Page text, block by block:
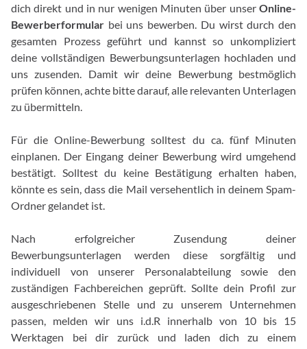
dich direkt und in nur wenigen Minuten über unser Online-
Bewerberformular bei uns bewerben. Du wirst durch den
gesamten Prozess geführt und kannst so unkompliziert
deine vollständigen Bewerbungsunterlagen hochladen und
uns zusenden. Damit wir deine Bewerbung bestmöglich
prüfen können, achte bitte darauf, alle relevanten Unterlagen
zu übermitteln.
Für die Online-Bewerbung solltest du ca. fünf Minuten
einplanen. Der Eingang deiner Bewerbung wird umgehend
bestätigt. Solltest du keine Bestätigung erhalten haben,
könnte es sein, dass die Mail versehentlich in deinem Spam-
Ordner gelandet ist.
Nach erfolgreicher Zusendung deiner
Bewerbungsunterlagen werden diese sorgfältig und
individuell von unserer Personalabteilung sowie den
zuständigen Fachbereichen geprüft. Sollte dein Profil zur
ausgeschriebenen Stelle und zu unserem Unternehmen
passen, melden wir uns i.d.R innerhalb von 10 bis 15
Werktagen bei dir zurück und laden dich zu einem